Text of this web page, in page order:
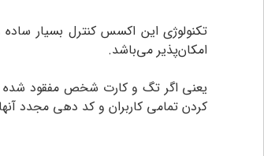
تکنولوژی این اکسس کنترل بسیار
امکان‌پذیر می‌باشد.
یعنی اگر تگ و کارت شخص مفقود شده
کردن تمامی کاربران و کد دهی مجدد